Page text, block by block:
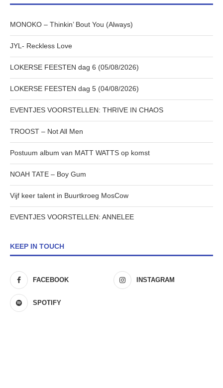
MONOKO – Thinkin’ Bout You (Always)
JYL- Reckless Love
LOKERSE FEESTEN dag 6 (05/08/2026)
LOKERSE FEESTEN dag 5 (04/08/2026)
EVENTJES VOORSTELLEN: THRIVE IN CHAOS
TROOST – Not All Men
Postuum album van MATT WATTS op komst
NOAH TATE – Boy Gum
Vijf keer talent in Buurtkroeg MosCow
EVENTJES VOORSTELLEN: ANNELEE
KEEP IN TOUCH
FACEBOOK INSTAGRAM
SPOTIFY